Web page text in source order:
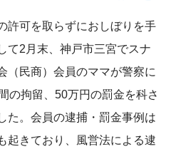
許可を取らずにおしぼりを手
て2月末、神戸市三宮でスナ
（民商）会員のママが警察に
の拘留、50万円の罰金を科さ
た。会員の逮捕・罰金事例は
起きており、風営法による逮